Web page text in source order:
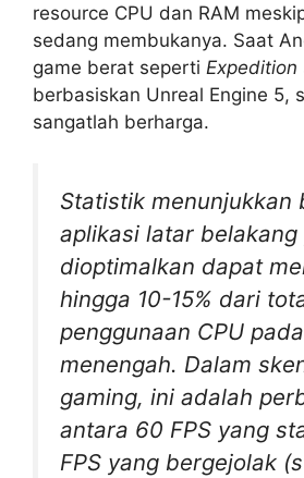
resource CPU dan RAM
sedang membukanya. Saat
game berat seperti Expedition
berbasiskan Unreal Engine 5,
sangatlah berharga.
Statistik menunjukkan
aplikasi latar
dioptimalkan dapat
hingga 10-15% dari
penggunaan CPU
menengah. Dalam
gaming, ini adalah
antara 60 FPS yang
FPS yang bergejolak